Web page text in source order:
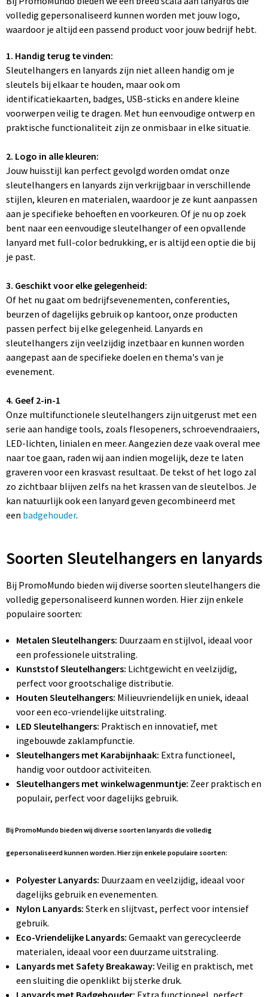
volledig gepersonaliseerd kunnen worden met jouw logo,
waardoor je altijd een passend product voor jouw bedrijf hebt.
1. Handig terug te vinden:
Sleutelhangers en lanyards zijn niet alleen handig om je
sleutels bij elkaar te houden, maar ook om
identificatiekaarten, badges, USB-sticks en andere kleine
voorwerpen veilig te dragen. Met hun eenvoudige ontwerp en
praktische functionaliteit zijn ze onmisbaar in elke situatie.
2. Logo in alle kleuren:
Jouw huisstijl kan perfect gevolgd worden omdat onze
sleutelhangers en lanyards zijn verkrijgbaar in verschillende
stijlen, kleuren en materialen, waardoor je ze kunt aanpassen
aan je specifieke behoeften en voorkeuren. Of je nu op zoek
bent naar een eenvoudige sleutelhanger of een opvallende
lanyard met full-color bedrukking, er is altijd een optie die bij
je past.
3. Geschikt voor elke gelegenheid:
Of het nu gaat om bedrijfsevenementen, conferenties,
beurzen of dagelijks gebruik op kantoor, onze producten
passen perfect bij elke gelegenheid. Lanyards en
sleutelhangers zijn veelzijdig inzetbaar en kunnen worden
aangepast aan de specifieke doelen en thema's van je
evenement.
4. Geef 2-in-1
Onze multifunctionele sleutelhangers zijn uitgerust met een
serie aan handige tools, zoals flesopeners, schroevendraaiers,
LED-lichten, linialen en meer. Aangezien deze vaak overal mee
naar toe gaan, raden wij aan indien mogelijk, deze te laten
graveren voor een krasvast resultaat. De tekst of het logo zal
zo zichtbaar blijven zelfs na het krassen van de sleutelbos. Je
kan natuurlijk ook een lanyard geven gecombineerd met
een badgehouder.
Soorten Sleutelhangers en lanyards
Bij PromoMundo bieden wij diverse soorten sleutelhangers die
volledig gepersonaliseerd kunnen worden. Hier zijn enkele
populaire soorten:
Metalen Sleutelhangers: Duurzaam en stijlvol, ideaal voor
een professionele uitstraling.
Kunststof Sleutelhangers: Lichtgewicht en veelzijdig,
perfect voor grootschalige distributie.
Houten Sleutelhangers: Milieuvriendelijk en uniek, ideaal
voor een eco-vriendelijke uitstraling.
LED Sleutelhangers: Praktisch en innovatief, met
ingebouwde zaklampfunctie.
Sleutelhangers met Karabijnhaak: Extra functioneel,
handig voor outdoor activiteiten.
Sleutelhangers met winkelwagenmuntje: Zeer praktisch en
populair, perfect voor dagelijks gebruik.
Bij PromoMundo bieden wij diverse soorten lanyards die volledig
gepersonaliseerd kunnen worden. Hier zijn enkele populaire soorten:
Polyester Lanyards: Duurzaam en veelzijdig, ideaal voor
dagelijks gebruik en evenementen.
Nylon Lanyards: Sterk en slijtvast, perfect voor intensief
gebruik.
Eco-Vriendelijke Lanyards: Gemaakt van gerecycleerde
materialen, ideaal voor een duurzame uitstraling.
Lanyards met Safety Breakaway: Veilig en praktisch, met
een sluiting die openklikt bij sterke druk.